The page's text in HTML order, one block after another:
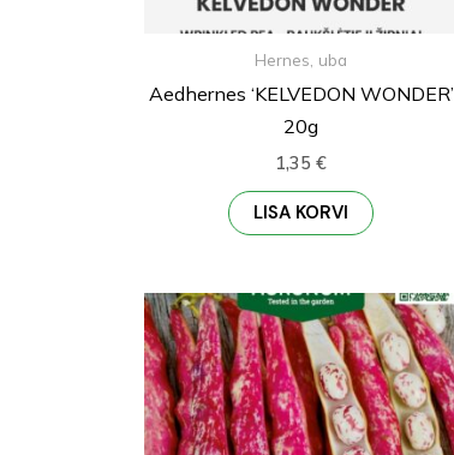
Hernes, uba
Aedhernes ‘KELVEDON WONDER’
20g
1,35 €
LISA KORVI